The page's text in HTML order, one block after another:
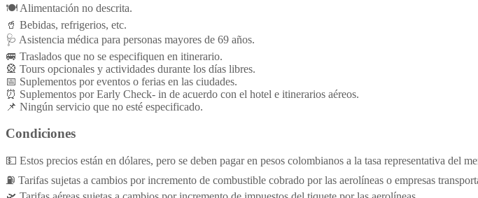
🍽️ Alimentación no descrita.
🥤 Bebidas, refrigerios, etc.
🩺 Asistencia médica para personas mayores de 69 años.
🚐 Traslados que no se especifiquen en itinerario.
🎡 Tours opcionales y actividades durante los días libres.
📅 Suplementos por eventos o ferias en las ciudades.
⏰ Suplementos por Early Check- in de acuerdo con el hotel e itinerarios aéreos.
📌 Ningún servicio que no esté especificado.
Condiciones
💵 Estos precios están en dólares, pero se deben pagar en pesos colombianos a la tasa representativa del
⛽ Tarifas sujetas a cambios por incremento de combustible cobrado por las aerolíneas o empresas